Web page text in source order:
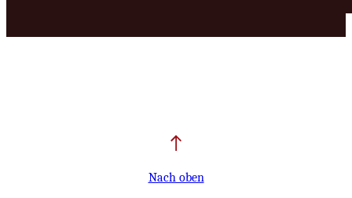
Nach oben